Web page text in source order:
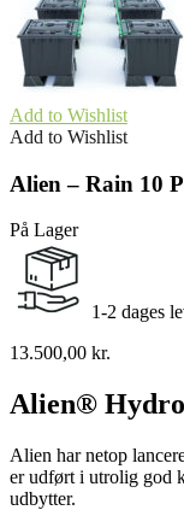
Add to Wishlist
Add to Wishlist
Alien – Rain 10
På Lager
1-2 dages
13.500,00 kr.
Alien®
Alien har netop
er udført i utrolig god
udbytter.